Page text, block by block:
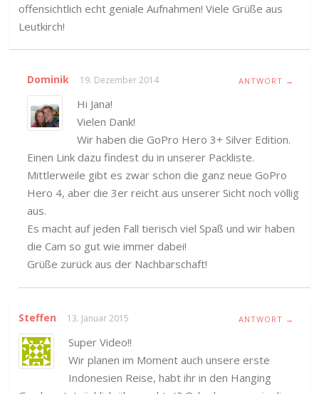
offensichtlich echt geniale Aufnahmen! Viele Grüße aus
Leutkirch!
Dominik 19. Dezember 2014 ANTWORT →
Hi Jana!
Vielen Dank!
Wir haben die GoPro Hero 3+ Silver Edition.
Einen Link dazu findest du in unserer Packliste.
Mittlerweile gibt es zwar schon die ganz neue GoPro
Hero 4, aber die 3er reicht aus unserer Sicht noch völlig
aus.
Es macht auf jeden Fall tierisch viel Spaß und wir haben
die Cam so gut wie immer dabei!
Grüße zurück aus der Nachbarschaft!
Steffen 13. Januar 2015 ANTWORT →
Super Video!!
Wir planen im Moment auch unsere erste
Indonesien Reise, habt ihr in den Hanging